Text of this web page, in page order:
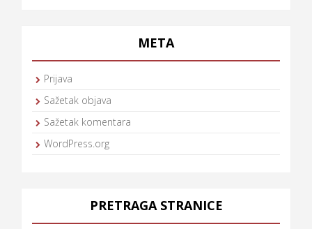
META
Prijava
Sažetak objava
Sažetak komentara
WordPress.org
PRETRAGA STRANICE